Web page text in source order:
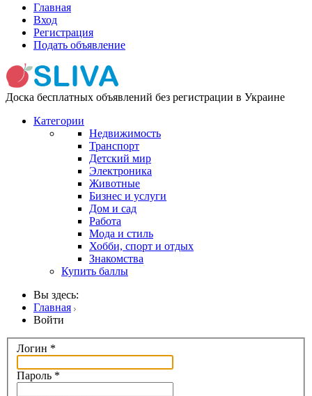
Главная
Вход
Регистрация
Подать объявление
Доска бесплатных объявлений без регистрации в Украине
Категории
Недвижимость
Транспорт
Детский мир
Электроника
Животные
Бизнес и услуги
Дом и сад
Работа
Мода и стиль
Хобби, спорт и отдых
Знакомства
Купить баллы
Вы здесь:
Главная
Войти
Логин *
Пароль *